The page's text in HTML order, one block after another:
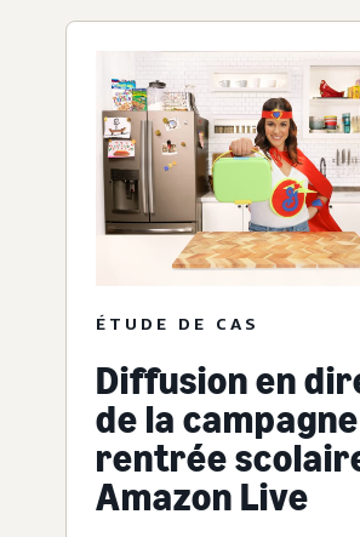
ÉTUDE DE CAS
Diffusion en
de la
rentrée
Amazon Live